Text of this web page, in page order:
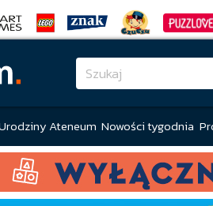
Ateneum Nowości tygodnia